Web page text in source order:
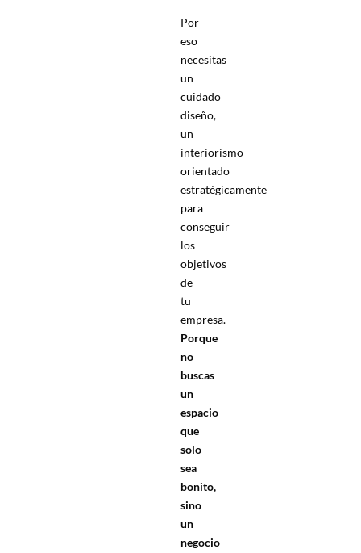
Por
eso
necesitas
un
cuidado
diseño,
un
interiorismo
orientado
estratégicamente
para
conseguir
los
objetivos
de
tu
empresa.
Porque
no
buscas
un
espacio
que
solo
sea
bonito,
sino
un
negocio